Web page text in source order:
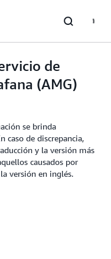
de
(AMG)
se brinda
caso de discrepancia,
y la versión más
causados por
versión en inglés.